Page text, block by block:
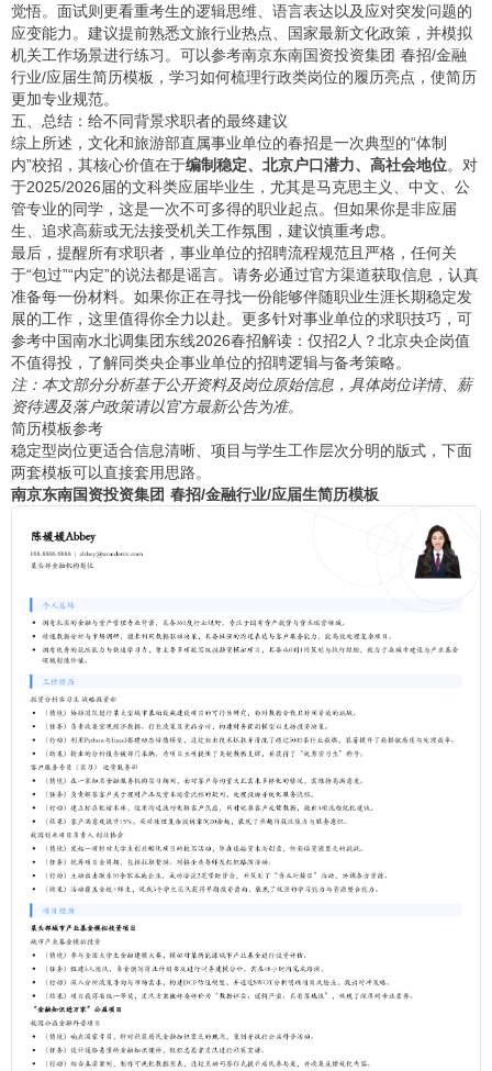
觉悟。面试则更看重考生的逻辑思维、语言表达以及应对突发问题的
应变能力。建议提前熟悉文旅行业热点、国家最新文化政策，并模拟
机关工作场景进行练习。可以参考南京东南国资投资集团 春招/金融
行业/应届生简历模板 ，学习如何梳理行政类岗位的履历亮点，使简历
更加专业规范。
五、总结：给不同背景求职者的最终建议
综上所述，文化和旅游部直属事业单位的春招是一次典型的“体制
内”校招，其核心价值在于编制稳定、北京户口潜力、高社会地位。对
于2025/2026届的文科类应届毕业生，尤其是马克思主义、中文、公
管专业的同学，这是一次不可多得的职业起点。但如果你是非应届
生、追求高薪或无法接受机关工作氛围，建议慎重考虑。
最后，提醒所有求职者，事业单位的招聘流程规范且严格，任何关
于“包过”“内定”的说法都是谣言。请务必通过官方渠道获取信息，认真
准备每一份材料。如果你正在寻找一份能够伴随职业生涯长期稳定发
展的工作，这里值得你全力以赴。更多针对事业单位的求职技巧，可
参考中国南水北调集团东线2026春招解读：仅招2人？北京央企岗值
不值得投 ，了解同类央企事业单位的招聘逻辑与备考策略。
注：本文部分分析基于公开资料及岗位原始信息，具体岗位详情、薪
资待遇及落户政策请以官方最新公告为准。
简历模板参考
稳定型岗位更适合信息清晰、项目与学生工作层次分明的版式，下面
两套模板可以直接套用思路。
南京东南国资投资集团 春招/金融行业/应届生简历模板